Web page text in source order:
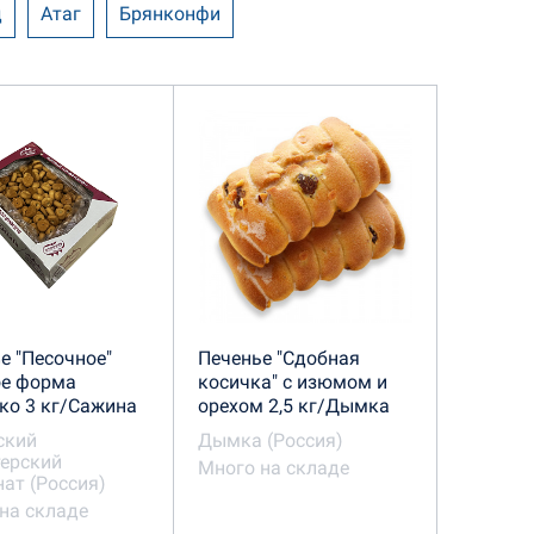
Атаг Брянконфи
Нева КФ Русское печенье
Сахарный Домик
сказка Сладкая Слобода
Услада
"Песочное"
форма
3 кг/Сажина
(Россия)
складе
Печенье "Сдобная
косичка" с изюмом и
орехом 2,5 кг/Дымка
Дымка (Россия)
Много на складе